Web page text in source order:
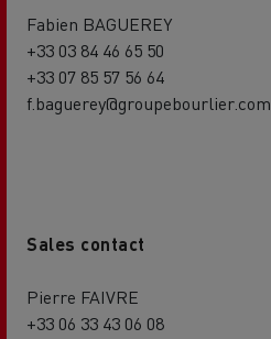
Fabien BAGUEREY
+33 03 84 46 65 50
+33 07 85 57 56 64
f.baguerey@groupebourlier.com
Sales contact
Pierre FAIVRE
+33 06 33 43 06 08